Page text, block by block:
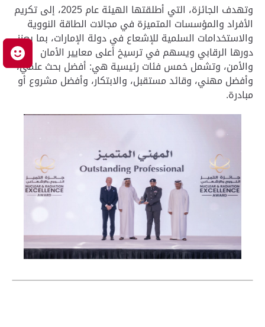
وتهدف الجائزة، التي أطلقتها الهيئة عام 2025، إلى تكريم
الأفراد والمؤسسات المتميزة في مجالات الطاقة النووية
والاستخدامات السلمية للإشعاع في دولة الإمارات، بما يعزز
دورها الرقابي ويسهم في ترسيخ أعلى معايير الأمان
والأمن، وتشمل خمس فئات رئيسية هي: أفضل بحث علمي،
وأفضل مهني، وقائد مستقبل، والابتكار، وأفضل مشروع أو
مبادرة.